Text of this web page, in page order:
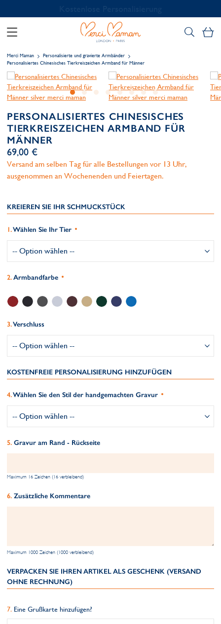
Merci Maman
Personalisierte und gravierte Armbänder
Personalisiertes Chinesisches Tierkreiszeichen Armband für Männer
PERSONALISIERTES CHINESISCHES
TIERKREISZEICHEN ARMBAND FÜR
MÄNNER
69,00 €
Versand am selben Tag für alle Bestellungen vor 13 Uhr,
ausgenommen an Wochenenden und Feiertagen.
KREIEREN SIE IHR SCHMUCKSTÜCK
Wählen Sie Ihr Tier
Armbandfarbe
Verschluss
KOSTENFREIE PERSONALISIERUNG HINZUFÜGEN
Wählen Sie den Stil der handgemachten Gravur
Gravur am Rand - Rückseite
Maximum 16 Zeichen (16 verbleibend)
Zusätzliche Kommentare
Maximum 1000 Zeichen (1000 verbleibend)
VERPACKEN SIE IHREN ARTIKEL ALS GESCHENK (VERSAND
OHNE RECHNUNG)
Eine Grußkarte hinzufügen?